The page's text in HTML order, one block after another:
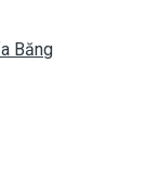
Băng